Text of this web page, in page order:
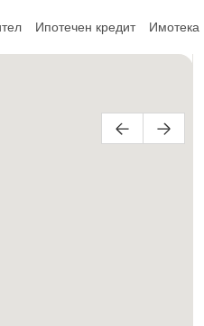
Ипотечен кредит Имотека